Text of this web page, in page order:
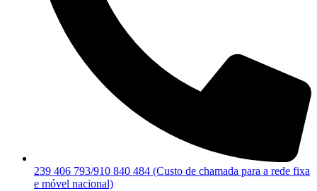
239 406 793/910 840 484 (Custo de chamada para a rede fixa
e móvel nacional)